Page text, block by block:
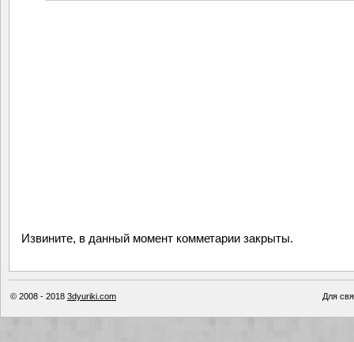
Извините, в данный момент комметарии закрыты.
© 2008 - 2018 3dyuriki.com Для